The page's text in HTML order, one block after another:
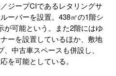
ジープCIであるレタリングサ
ーバーを設置。438㎡の1階シ
が可能という。また2階にはゆ
ーを設置しているほか、敷地
中古車スペースも併設し、
を可能としている。